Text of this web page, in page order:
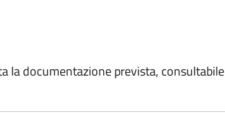
la documentazione prevista, consultabile